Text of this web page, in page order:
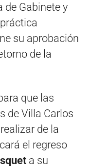
de Gabinete y
su aprobación
de la
que las
de Villa Carlos
de la
el regreso
a su